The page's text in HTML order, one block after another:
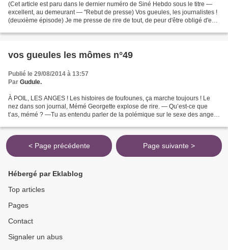
(Cet article est paru dans le dernier numéro de Siné Hebdo sous le titre —
excellent, au demeurant — "Rebut de presse) Vos gueules, les journalistes !
(deuxième épisode) Je me presse de rire de tout, de peur d'être obligé d'en
vos gueules les mômes n°49
Publié le 29/08/2014 à 13:57
Par Gudule.
À POIL, LES ANGES ! Les histoires de foufounes, ça marche toujours ! Le
nez dans son journal, Mémé Georgette explose de rire. — Qu’est-ce que
t’as, mémé ? —Tu as entendu parler de la polémique sur le sexe des anges,
< Page précédente Page suivante >
Hébergé par Eklablog
Top articles
Pages
Contact
Signaler un abus